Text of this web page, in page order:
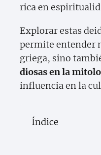
rica en
Explorar estas
permite entender
griega, sino
diosas en la
influencia en la
Índice